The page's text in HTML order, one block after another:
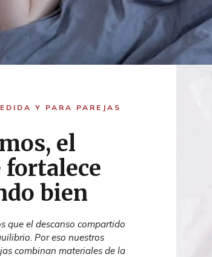
Y PARA PAREJAS
el
fortalece
bien
que el descanso compartido
Por eso nuestros
combinan materiales de la